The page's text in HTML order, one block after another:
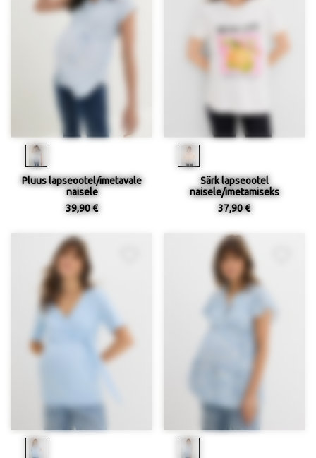
Pluus lapseootel/imetavale
naisele
39,90 €
Särk lapseootel
naisele/imetamiseks
37,90 €